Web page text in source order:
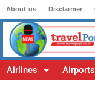
About us Disclaimer
Airlines Airports